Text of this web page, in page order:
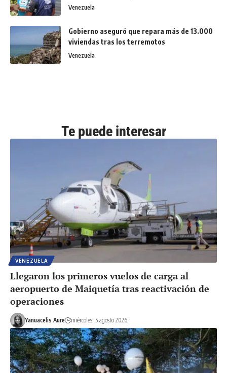
Venezuela
Gobierno aseguró que repara más de 13.000
viviendas tras los terremotos
Venezuela
Te puede interesar
VENEZUELA
Llegaron los primeros vuelos de carga al
aeropuerto de Maiquetía tras reactivación de
operaciones
Yanuacelis Aure miércoles, 5 agosto 2026